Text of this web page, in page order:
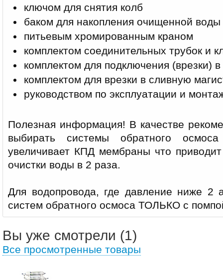
ключом для снятия колб
баком для накопления очищенной воды
питьевым хромированным краном
комплектом соединительных трубок и
комплектом для подключения (врезки)
комплектом для врезки в сливную
руководством по эксплуатации и
Полезная информация! В качестве
выбирать системы обратного
увеличивает КПД мембраны что
очистки воды в 2 раза.
Для водопровода, где давление ниже 2
систем обратного осмоса ТОЛЬКО с
Вы уже смотрели (1)
Все просмотренные товары